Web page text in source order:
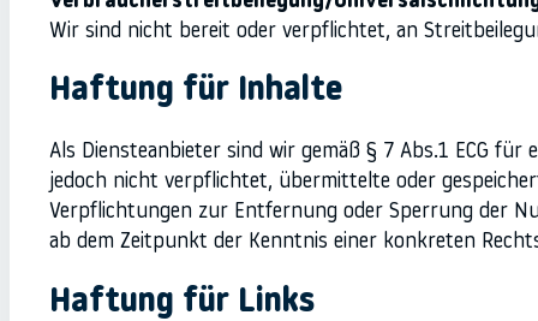
Wir sind nicht bereit oder verpflichtet, an
Haftung für Inhalte
Als Diensteanbieter sind wir gemäß § 7 Abs.1 ECG
jedoch nicht verpflichtet, übermittelte oder
Verpflichtungen zur Entfernung oder Sperrung der
ab dem Zeitpunkt der Kenntnis einer konkreten
Haftung für Links